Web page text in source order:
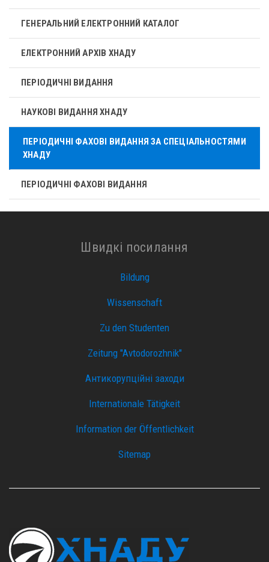
ГЕНЕРАЛЬНИЙ ЕЛЕКТРОННИЙ КАТАЛОГ
ЕЛЕКТРОННИЙ АРХІВ ХНАДУ
ПЕРІОДИЧНІ ВИДАННЯ
НАУКОВІ ВИДАННЯ ХНАДУ
ПЕРІОДИЧНІ ФАХОВІ ВИДАННЯ ЗА СПЕЦІАЛЬНОСТЯМИ
ХНАДУ
ПЕРІОДИЧНІ ФАХОВІ ВИДАННЯ
Швидкі посилання
Bildung
Wissenschaft
Zu den Studenten
Zeitung "Avtodorozhnik"
Антикорупційні заходи
Internationale Tätigkeit
Information der Öffentlichkeit
Sitemap